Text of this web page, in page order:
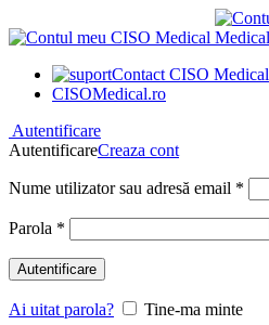
Contact CISO Medical
CISOMedical.ro
Autentificare
AutentificareCreaza cont
Nume utilizator sau adresă email *
Parola *
Autentificare
Ai uitat parola? Tine-ma minte